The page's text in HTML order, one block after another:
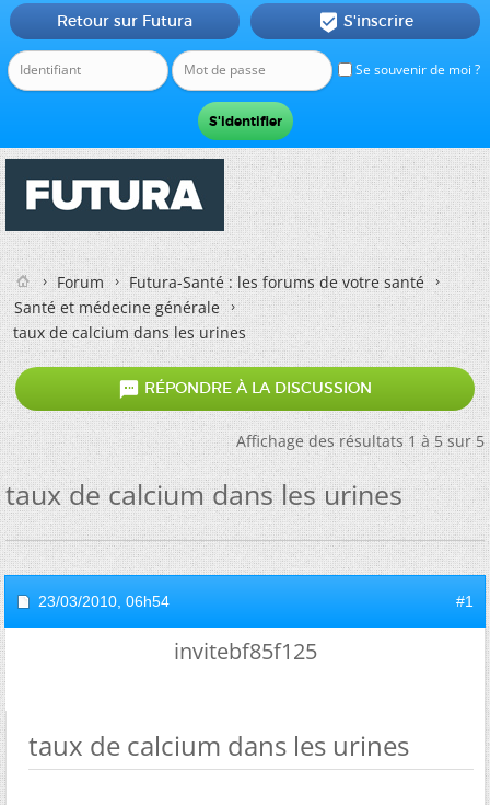
Se souvenir de moi ?
Retour sur Futura  S'inscrire
Forum
Futura-Santé : les forums de votre santé
Santé et médecine générale
taux de calcium dans les urines
 RÉPONDRE À LA DISCUSSION
Affichage des résultats 1 à 5 sur 5
taux de calcium dans les urines
23/03/2010, 06h54 #1
invitebf85f125
taux de calcium dans les urines